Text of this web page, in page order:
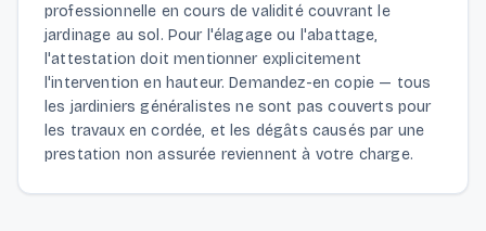
professionnelle en cours de validité couvrant le
jardinage au sol. Pour l'élagage ou l'abattage,
l'attestation doit mentionner explicitement
l'intervention en hauteur. Demandez-en copie — tous
les jardiniers généralistes ne sont pas couverts pour
les travaux en cordée, et les dégâts causés par une
prestation non assurée reviennent à votre charge.